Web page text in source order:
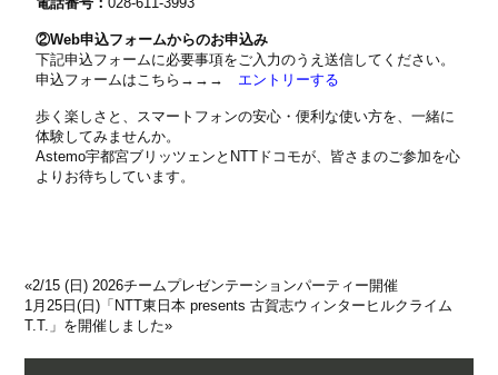
②Web申込フォームからのお申込み
下記申込フォームに必要事項をご入力のうえ送信してください。
申込フォームはこちら→→→ エントリーする
歩く楽しさと、スマートフォンの安心・便利な使い方を、一緒に
体験してみませんか。
Astemo宇都宮ブリッツェンとNTTドコモが、皆さまのご参加を心
よりお待ちしています。
«2/15 (日) 2026チームプレゼンテーションパーティー開催
1月25日(日)「NTT東日本 presents 古賀志ウィンターヒルクライム
T.T.」を開催しました»